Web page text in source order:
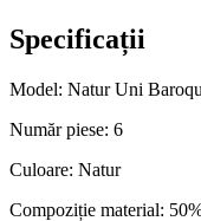
Specificații
Model: Natur Uni
Număr piese: 6
Culoare: Natur
Compoziție material: